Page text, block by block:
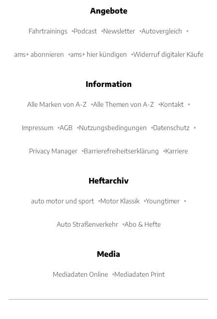
Angebote
Fahrtrainings Podcast Newsletter Autovergleich
ams+ abonnieren ams+ hier kündigen Widerruf digitaler Käufe
Information
Alle Marken von A-Z Alle Themen von A-Z Kontakt
Impressum AGB Nutzungsbedingungen Datenschutz
Privacy Manager Barrierefreiheitserklärung Karriere
Heftarchiv
auto motor und sport Motor Klassik Youngtimer
Auto Straßenverkehr Abo & Hefte
Media
Mediadaten Online Mediadaten Print